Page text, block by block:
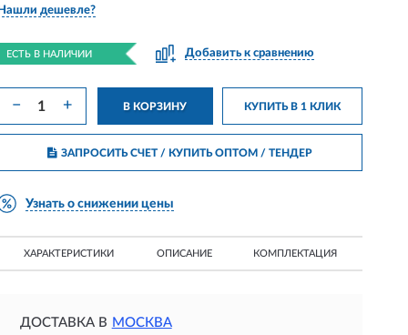
Нашли дешевле?
ЕСТЬ В НАЛИЧИИ Добавить к сравнению
− + В КОРЗИНУ КУПИТЬ В 1 КЛИК
ЗАПРОСИТЬ СЧЕТ / КУПИТЬ ОПТОМ/ ТЕНДЕР
Узнать о снижении цены
ХАРАКТЕРИСТИКИ ОПИСАНИЕ КОМПЛЕКТАЦИЯ
ДОСТАВКА В МОСКВА